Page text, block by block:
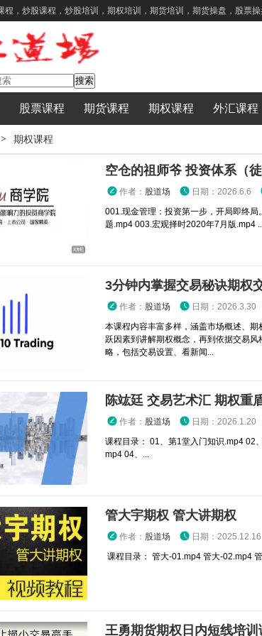
程，炒股课程，炒股培训，期权培训，期货培训，期货操盘，股票操
股票课程 期货课程 期权课程 外汇课程
期权课程
空仓的祖师爷 投资体系（
作者： 股道场 日期：2026.6.6
001.现金管理：投资第一步，开局即终
题.mp4 003.宏观择时2020年7月版.mp4
作者： 股道场 日期：2026.3.30
本课程内容丰富多样，涵盖市场概述、
跃因素到讲解期权概念，再到依据交易
略，包括交易设置、看新闻...
陈竑廷 交易艺术汇 期权重
作者： 股道场 日期：2026.1.20
课程目录： 01、第1堂入门知识.mp4 02
mp4 04、...
管大宇期权 管大讲期权
作者： 股道场 日期：2025.12.16
课程目录： 管大-01.mp4 管大-02.mp4
王勇期货期权日内短线培